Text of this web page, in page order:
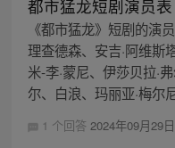
都市猛龙短剧演员表
《都市猛龙》短剧的演
理查德森、安吉·阿维斯
米-李·蒙尼、伊莎贝拉·
尔、白浪、玛丽亚·梅尔
1 个回答 2024年09月29